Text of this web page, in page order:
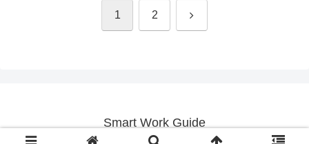
1 2 次
Smart Work Guide